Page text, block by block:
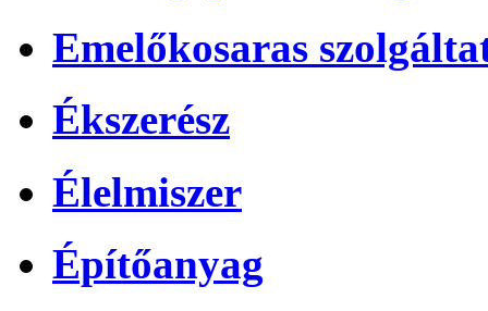
Emelőkosaras
Ékszerész
Élelmiszer
Építőanyag